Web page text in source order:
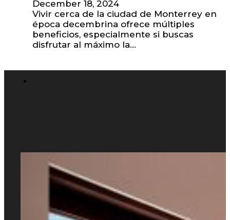
December 18, 2024
Vivir cerca de la ciudad de Monterrey en
época decembrina ofrece múltiples
beneficios, especialmente si buscas
disfrutar al máximo la…